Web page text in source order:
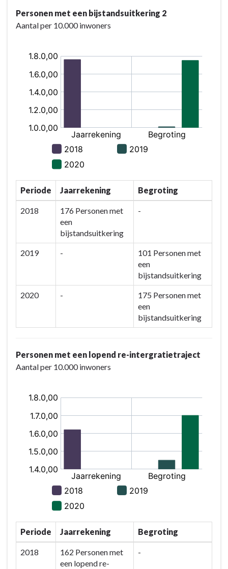
Personen met een bijstandsuitkering 2
Aantal per 10.000 inwoners
Periode Jaarrekening Begroting
2018
176 Personen met
een
bijstandsuitkering
-
2019 -
101 Personen met
een
bijstandsuitkering
2020 -
175 Personen met
een
bijstandsuitkering
Personen met een lopend re-intergratietraject
Aantal per 10.000 inwoners
Periode Jaarrekening Begroting
2018
162 Personen met
een lopend re-
-